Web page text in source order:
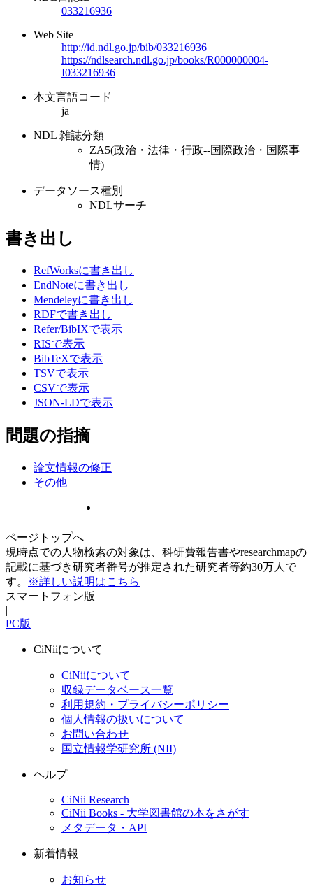
033216936
Web Site
http://id.ndl.go.jp/bib/033216936
https://ndlsearch.ndl.go.jp/books/R000000004-
I033216936
本文言語コード
ja
NDL 雑誌分類
ZA5(政治・法律・行政--国際政治・国際事
情)
データソース種別
NDLサーチ
書き出し
RefWorksに書き出し
EndNoteに書き出し
Mendeleyに書き出し
RDFで書き出し
Refer/BibIXで表示
RISで表示
BibTeXで表示
TSVで表示
CSVで表示
JSON-LDで表示
問題の指摘
論文情報の修正
その他
ページトップへ
現時点での人物検索の対象は、科研費報告書やresearchmapの
記載に基づき研究者番号が推定された研究者等約30万人で
す。
※詳しい説明はこちら
スマートフォン版
|
PC版
CiNiiについて
CiNiiについて
収録データベース一覧
利用規約・プライバシーポリシー
個人情報の扱いについて
お問い合わせ
国立情報学研究所 (NII)
ヘルプ
CiNii Research
CiNii Books - 大学図書館の本をさがす
メタデータ・API
新着情報
お知らせ